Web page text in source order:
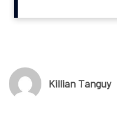
Killian Tanguy